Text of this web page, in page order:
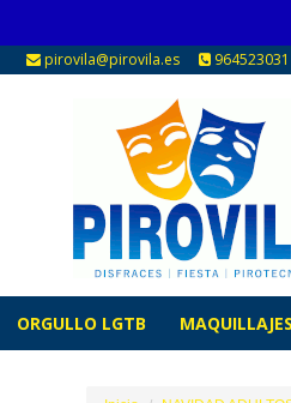
pirovila@pirovila.es
ORGULLO LGTB MAQUILLAJES